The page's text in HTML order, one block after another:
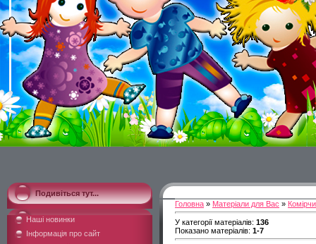
Подивіться тут...
Наші новинки
Інформація про сайт
Головна » Матеріали для Вас »
У категорії матеріалів: 136
Показано матеріалів: 1-7